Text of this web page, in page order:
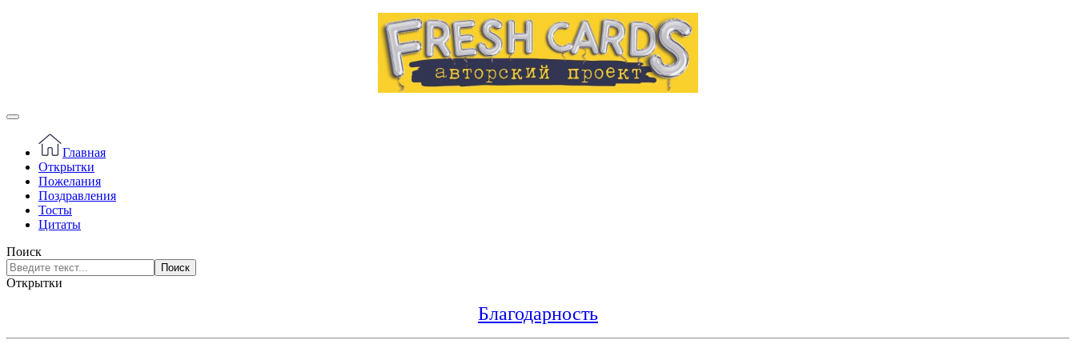
Главная
Открытки
Пожелания
Поздравления
Тосты
Цитаты
Поиск
Поиск
Открытки
Благодарность